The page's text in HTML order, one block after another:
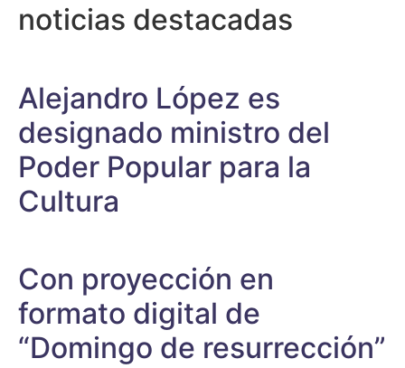
noticias destacadas
Alejandro López es
designado ministro del
Poder Popular para la
Cultura
Con proyección en
formato digital de
“Domingo de resurrección”